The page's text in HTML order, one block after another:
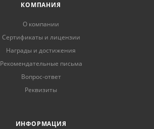
КОМПАНИЯ
О компании
Сертификаты и лицензии
Награды и достижения
Рекомендательные письма
Вопрос-ответ
Реквизиты
ИНФОРМАЦИЯ